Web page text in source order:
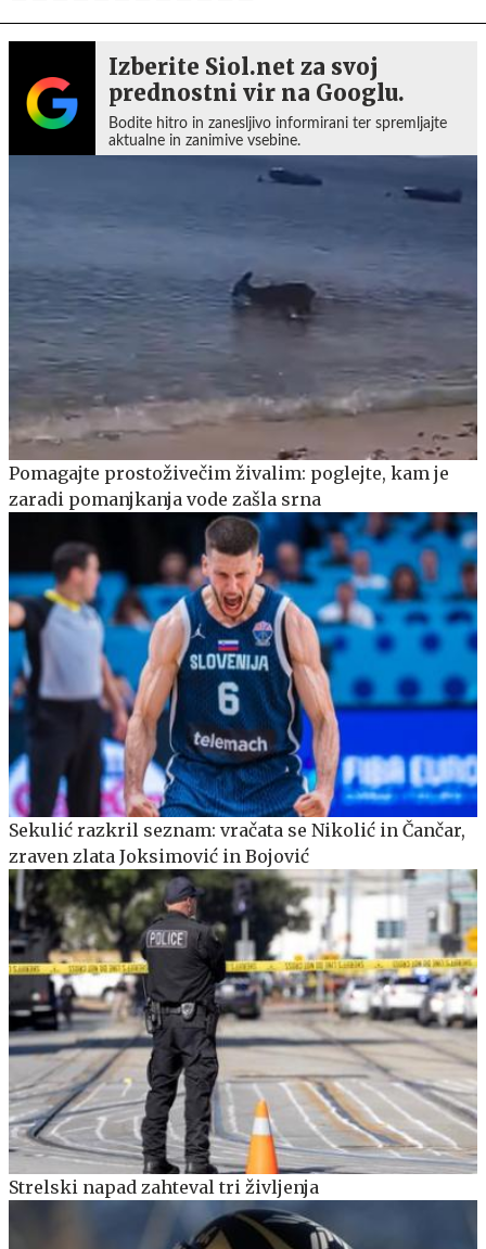
Izberite Siol.net za svoj
prednostni vir na Googlu.
Bodite hitro in zanesljivo informirani ter spremljajte
aktualne in zanimive vsebine.
Pomagajte prostoživečim živalim: poglejte, kam je
zaradi pomanjkanja vode zašla srna
Sekulić razkril seznam: vračata se Nikolić in Čančar,
zraven zlata Joksimović in Bojović
Strelski napad zahteval tri življenja